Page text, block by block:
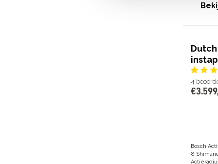
instap
4
€3.599,
Bosch
8